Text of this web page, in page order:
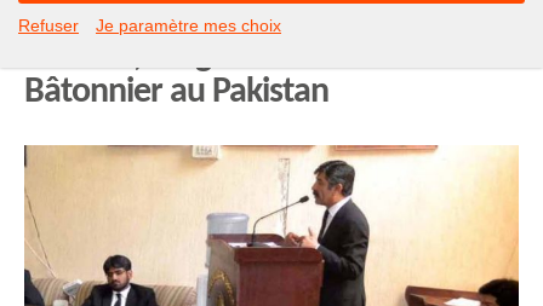
Refuser Je paramètre mes choix
Dominique Attias, Vice-bâtonnière
Bâtonnier au Pakistan